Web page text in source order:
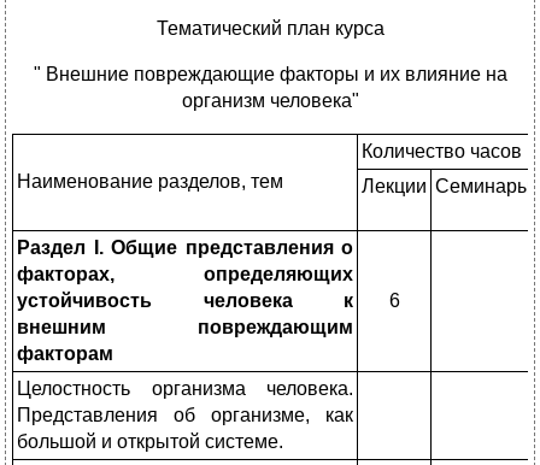
Тематический план курса
" Внешние повреждающие факторы и их влияние на
организм человека"
Наименование разделов, тем
Количество часов
Лекции Семинары
Раздел I. Общие представления о
факторах, определяющих
устойчивость человека к
внешним повреждающим
факторам
6
Целостность организма человека.
Представления об организме, как
большой и открытой системе.